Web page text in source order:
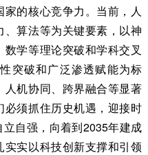
的核心竞争力。当前，人
算法等为关键要素，以神
学等理论突破和学科交叉
突破和广泛渗透赋能为标
机协同、跨界融合等显著
须抓住历史机遇，迎接时
自强，向着到2035年建成
实以科技创新支撑和引领